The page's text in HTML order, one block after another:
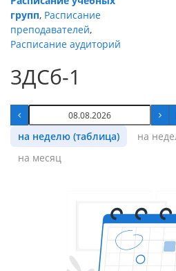
групп, Расписание
преподавателей,
Расписание аудиторий
3ДСб-1
на неделю (таблица)
на
на месяц